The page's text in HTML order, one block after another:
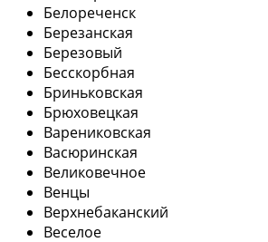
Белореченск
Березанская
Березовый
Бесскорбная
Бриньковская
Брюховецкая
Варениковская
Васюринская
Великовечное
Венцы
Верхнебаканский
Веселое